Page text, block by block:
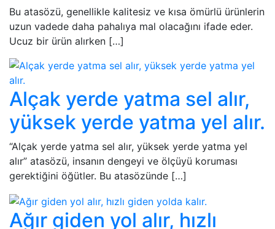
Bu atasözü, genellikle kalitesiz ve kısa ömürlü ürünlerin
uzun vadede daha pahalıya mal olacağını ifade eder.
Ucuz bir ürün alırken […]
Alçak yerde yatma sel alır,
yüksek yerde yatma yel alır.
“Alçak yerde yatma sel alır, yüksek yerde yatma yel
alır” atasözü, insanın dengeyi ve ölçüyü koruması
gerektiğini öğütler. Bu atasözünde […]
Ağır giden yol alır, hızlı